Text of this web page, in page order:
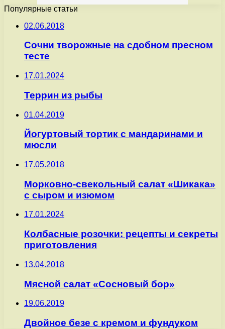
Популярные статьи
02.06.2018
Сочни творожные на сдобном пресном
тесте
17.01.2024
Террин из рыбы
01.04.2019
Йогуртовый тортик с мандаринами и
мюсли
17.05.2018
Морковно-свекольный салат «Шикака»
с сыром и изюмом
17.01.2024
Колбасные розочки: рецепты и секреты
приготовления
13.04.2018
Мясной салат «Сосновый бор»
19.06.2019
Двойное безе с кремом и фундуком